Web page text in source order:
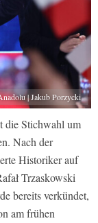
| Jakub Porzycki
die Stichwahl um
Nach der
Historiker auf
Trzaskowski
bereits verkündet,
am frühen